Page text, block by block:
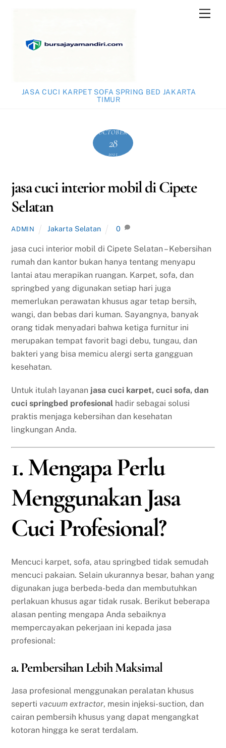
JASA CUCI KARPET SOFA SPRING BED JAKARTA
TIMUR
OCTOBER
28
2025
jasa cuci interior mobil di Cipete
Selatan
ADMIN Jakarta Selatan 0
jasa cuci interior mobil di Cipete Selatan – Kebersihan
rumah dan kantor bukan hanya tentang menyapu
lantai atau merapikan ruangan. Karpet, sofa, dan
springbed yang digunakan setiap hari juga
memerlukan perawatan khusus agar tetap bersih,
wangi, dan bebas dari kuman. Sayangnya, banyak
orang tidak menyadari bahwa ketiga furnitur ini
merupakan tempat favorit bagi debu, tungau, dan
bakteri yang bisa memicu alergi serta gangguan
kesehatan.
Untuk itulah layanan jasa cuci karpet, cuci sofa, dan
cuci springbed profesional hadir sebagai solusi
praktis menjaga kebersihan dan kesehatan
lingkungan Anda.
1. Mengapa Perlu
Menggunakan Jasa
Cuci Profesional?
Mencuci karpet, sofa, atau springbed tidak semudah
mencuci pakaian. Selain ukurannya besar, bahan yang
digunakan juga berbeda-beda dan membutuhkan
perlakuan khusus agar tidak rusak. Berikut beberapa
alasan penting mengapa Anda sebaiknya
mempercayakan pekerjaan ini kepada jasa
profesional:
a. Pembersihan Lebih Maksimal
Jasa profesional menggunakan peralatan khusus
seperti vacuum extractor, mesin injeksi-suction, dan
cairan pembersih khusus yang dapat mengangkat
kotoran hingga ke serat terdalam.